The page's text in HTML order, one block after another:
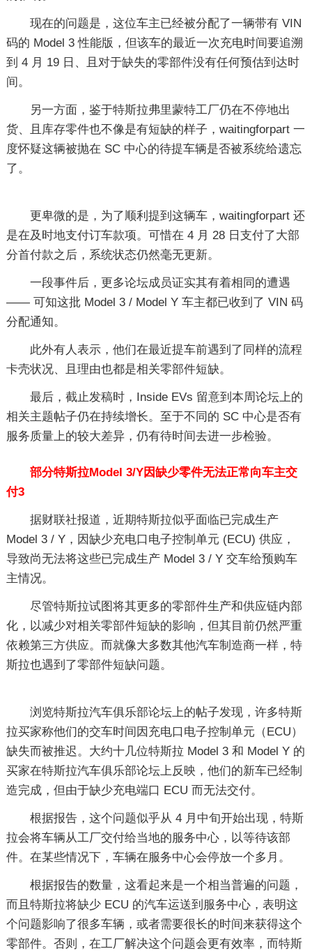
现在的问题是，这位车主已经被分配了一辆带有 VIN
码的 Model 3 性能版，但该车的最近一次充电时间要追溯
到 4 月 19 日、且对于缺失的零部件没有任何预估到达时
间。
另一方面，鉴于特斯拉弗里蒙特工厂仍在不停地出
货、且库存零件也不像是有短缺的样子，waitingforpart 一
度怀疑这辆被抛在 SC 中心的待提车辆是否被系统给遗忘
了。
更卑微的是，为了顺利提到这辆车，waitingforpart 还
是在及时地支付订车款项。可惜在 4 月 28 日支付了大部
分首付款之后，系统状态仍然毫无更新。
一段事件后，更多论坛成员证实其有着相同的遭遇
—— 可知这批 Model 3 / Model Y 车主都已收到了 VIN 码
分配通知。
此外有人表示，他们在最近提车前遇到了同样的流程
卡壳状况、且理由也都是相关零部件短缺。
最后，截止发稿时，Inside EVs 留意到本周论坛上的
相关主题帖子仍在持续增长。至于不同的 SC 中心是否有
服务质量上的较大差异，仍有待时间去进一步检验。
部分特斯拉Model 3/Y因缺少零件无法正常向车主交
付3
据财联社报道，近期特斯拉似乎面临已完成生产
Model 3 / Y，因缺少充电口电子控制单元 (ECU) 供应，
导致尚无法将这些已完成生产 Model 3 / Y 交车给预购车
主情况。
尽管特斯拉试图将其更多的零部件生产和供应链内部
化，以减少对相关零部件短缺的影响，但其目前仍然严重
依赖第三方供应。而就像大多数其他汽车制造商一样，特
斯拉也遇到了零部件短缺问题。
浏览特斯拉汽车俱乐部论坛上的帖子发现，许多特斯
拉买家称他们的交车时间因充电口电子控制单元（ECU）
缺失而被推迟。大约十几位特斯拉 Model 3 和 Model Y 的
买家在特斯拉汽车俱乐部论坛上反映，他们的新车已经制
造完成，但由于缺少充电端口 ECU 而无法交付。
根据报告，这个问题似乎从 4 月中旬开始出现，特斯
拉会将车辆从工厂交付给当地的服务中心，以等待该部
件。在某些情况下，车辆在服务中心会停放一个多月。
根据报告的数量，这看起来是一个相当普遍的问题，
而且特斯拉将缺少 ECU 的汽车运送到服务中心，表明这
个问题影响了很多车辆，或者需要很长的时间来获得这个
零部件。否则，在工厂解决这个问题会更有效率，而特斯